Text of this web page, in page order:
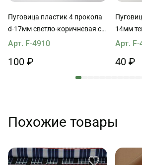
Пуговица пластик 4 прокола
d-17мм светло-коричневая с
прожилками
Арт. F-4910
100 ₽
14мм
Арт. F-
40 ₽
Похожие товары